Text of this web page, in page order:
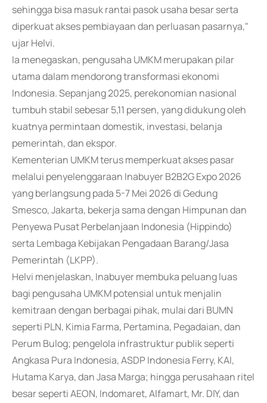
sehingga bisa masuk rantai pasok usaha besar serta
diperkuat akses pembiayaan dan perluasan pasarnya,"
ujar Helvi.
Ia menegaskan, pengusaha UMKM merupakan pilar
utama dalam mendorong transformasi ekonomi
Indonesia. Sepanjang 2025, perekonomian nasional
tumbuh stabil sebesar 5,11 persen, yang didukung oleh
kuatnya permintaan domestik, investasi, belanja
pemerintah, dan ekspor.
Kementerian UMKM terus memperkuat akses pasar
melalui penyelenggaraan Inabuyer B2B2G Expo 2026
yang berlangsung pada 5-7 Mei 2026 di Gedung
Smesco, Jakarta, bekerja sama dengan Himpunan dan
Penyewa Pusat Perbelanjaan Indonesia (Hippindo)
serta Lembaga Kebijakan Pengadaan Barang/Jasa
Pemerintah (LKPP).
Helvi menjelaskan, Inabuyer membuka peluang luas
bagi pengusaha UMKM potensial untuk menjalin
kemitraan dengan berbagai pihak, mulai dari BUMN
seperti PLN, Kimia Farma, Pertamina, Pegadaian, dan
Perum Bulog; pengelola infrastruktur publik seperti
Angkasa Pura Indonesia, ASDP Indonesia Ferry, KAI,
Hutama Karya, dan Jasa Marga; hingga perusahaan ritel
besar seperti AEON, Indomaret, Alfamart, Mr. DIY, dan